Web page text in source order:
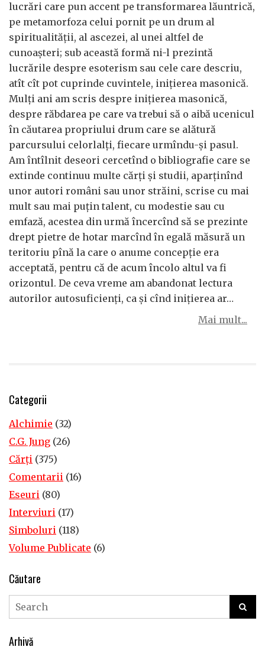
lucrări care pun accent pe transformarea lăuntrică,
pe metamorfoza celui pornit pe un drum al
spiritualităţii, al ascezei, al unei altfel de
cunoaşteri; sub această formă ni-l prezintă
lucrările despre esoterism sau cele care descriu,
atît cît pot cuprinde cuvintele, iniţierea masonică.
Mulţi ani am scris despre iniţierea masonică,
despre răbdarea pe care va trebui să o aibă ucenicul
în căutarea propriului drum care se alătură
parcursului celorlalţi, fiecare urmîndu-şi pasul.
Am întîlnit deseori cercetînd o bibliografie care se
extinde continuu multe cărţi şi studii, aparţinînd
unor autori români sau unor străini, scrise cu mai
mult sau mai puţin talent, cu modestie sau cu
emfază, acestea din urmă încercînd să se prezinte
drept pietre de hotar marcînd în egală măsură un
teritoriu pînă la care o anume concepţie era
acceptată, pentru că de acum încolo altul va fi
orizontul. De ceva vreme am abandonat lectura
autorilor autosuficienţi, ca şi cînd iniţierea ar…
Mai mult...
Categorii
Alchimie (32)
C.G. Jung (26)
Cărţi (375)
Comentarii (16)
Eseuri (80)
Interviuri (17)
Simboluri (118)
Volume Publicate (6)
Căutare
Arhivă